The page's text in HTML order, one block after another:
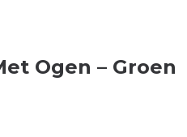
Ogen – Groen